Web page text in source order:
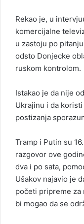
Rekao je, u
komercijalne
u zastoju po
odsto Donjecke
ruskom kontrolom.
Istakao je da nije
Ukrajinu i da
postizanja
Tramp i Putin su
razgovor ove
dva i po sata,
Ušakov najavio je
početi pripreme za
bi mogao da se